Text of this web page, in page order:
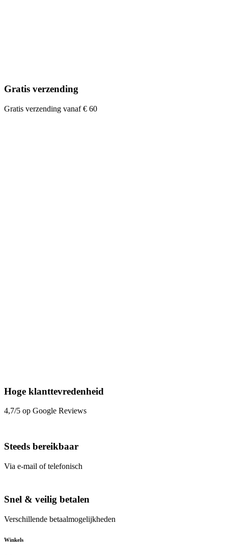
Gratis verzending
Gratis verzending vanaf € 60
Hoge klanttevredenheid
4,7/5 op Google Reviews
Steeds bereikbaar
Via e-mail of telefonisch
Snel & veilig betalen
Verschillende betaalmogelijkheden
Winkels